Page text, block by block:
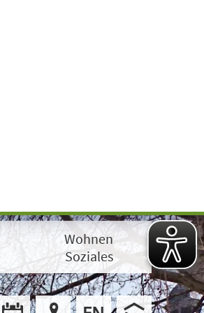
Wohnen
Soziales